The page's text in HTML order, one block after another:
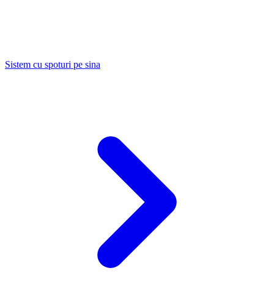
Sistem cu spoturi pe sina